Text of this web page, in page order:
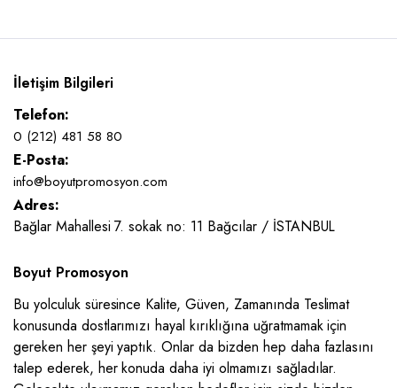
İletişim Bilgileri
Telefon:
0 (212) 481 58 80
E-Posta:
info@boyutpromosyon.com
Adres:
Bağlar Mahallesi 7. sokak no: 11 Bağcılar / İSTANBUL
Boyut Promosyon
Bu yolculuk süresince Kalite, Güven, Zamanında Teslimat
konusunda dostlarımızı hayal kırıklığına uğratmamak için
gereken her şeyi yaptık. Onlar da bizden hep daha fazlasını
talep ederek, her konuda daha iyi olmamızı sağladılar.